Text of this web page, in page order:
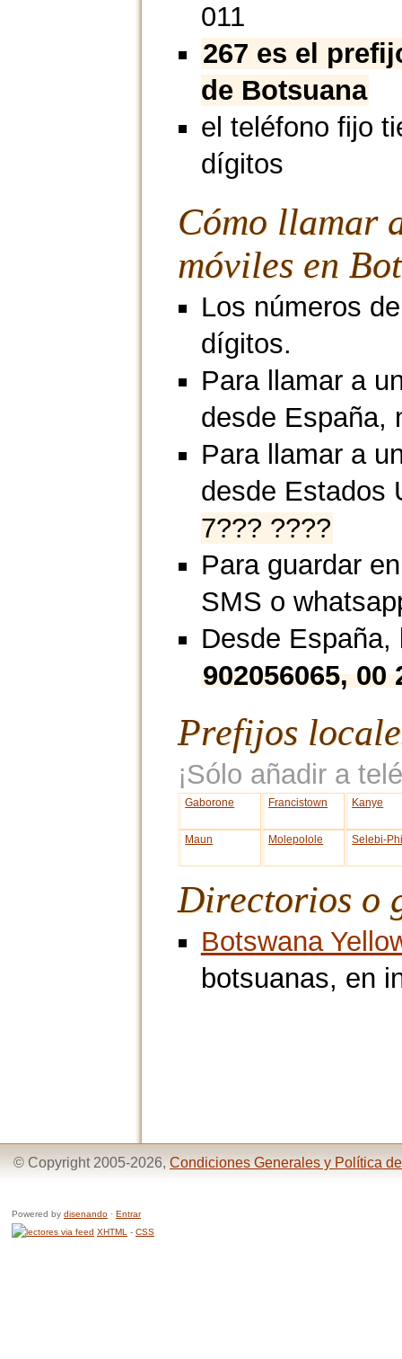
011
267 es el
de Botsuana
el teléfono fijo
dígitos
Cómo llamar
móviles en
Los números
dígitos.
Para llamar a
desde España,
Para llamar a
desde Estados
7??? ????
Para guardar
SMS o
Desde
902056065,
Prefijos
¡Sólo añadir a
Gaborone Francistown Kanye
Maun Molepolole Selebi-
Directorios o
Botswana
botsuanas, en
© Copyright 2005-2026, Condiciones Generales y Política
Powered by disenando · Entrar
XHTML - CSS